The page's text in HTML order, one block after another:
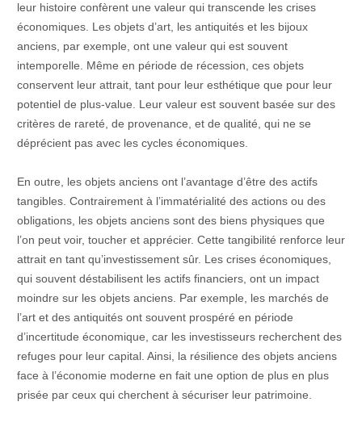
leur histoire confèrent une valeur qui transcende les crises
économiques. Les objets d’art, les antiquités et les bijoux
anciens, par exemple, ont une valeur qui est souvent
intemporelle. Même en période de récession, ces objets
conservent leur attrait, tant pour leur esthétique que pour leur
potentiel de plus-value. Leur valeur est souvent basée sur des
critères de rareté, de provenance, et de qualité, qui ne se
déprécient pas avec les cycles économiques.
En outre, les objets anciens ont l’avantage d’être des actifs
tangibles. Contrairement à l’immatérialité des actions ou des
obligations, les objets anciens sont des biens physiques que
l’on peut voir, toucher et apprécier. Cette tangibilité renforce leur
attrait en tant qu’investissement sûr. Les crises économiques,
qui souvent déstabilisent les actifs financiers, ont un impact
moindre sur les objets anciens. Par exemple, les marchés de
l’art et des antiquités ont souvent prospéré en période
d’incertitude économique, car les investisseurs recherchent des
refuges pour leur capital. Ainsi, la résilience des objets anciens
face à l’économie moderne en fait une option de plus en plus
prisée par ceux qui cherchent à sécuriser leur patrimoine.